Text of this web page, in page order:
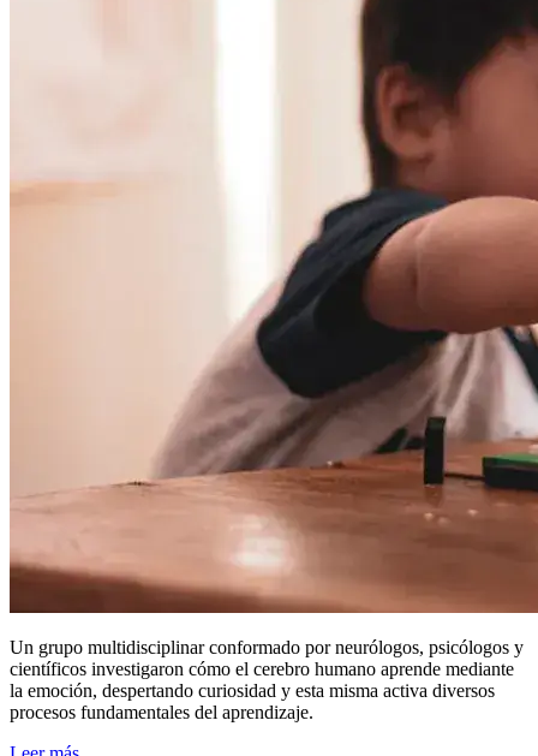
Un grupo multidisciplinar conformado por neurólogos, psicólogos y
científicos investigaron cómo el cerebro humano aprende mediante
la emoción, despertando curiosidad y esta misma activa diversos
procesos fundamentales del aprendizaje.